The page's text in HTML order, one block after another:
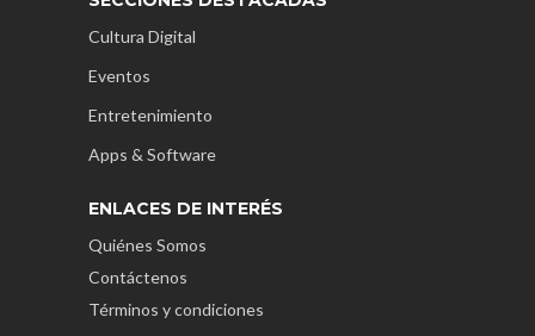
Cultura Digital
Eventos
Entretenimiento
Apps & Software
ENLACES DE INTERÉS
Quiénes Somos
Contáctenos
Términos y condiciones